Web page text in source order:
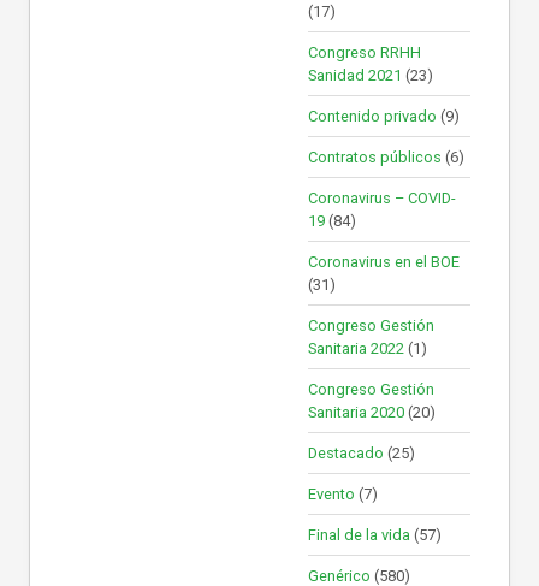
(17)
Congreso RRHH
Sanidad 2021 (23)
Contenido privado (9)
Contratos públicos (6)
Coronavirus – COVID-
19 (84)
Coronavirus en el BOE
(31)
Congreso Gestión
Sanitaria 2022 (1)
Congreso Gestión
Sanitaria 2020 (20)
Destacado (25)
Evento (7)
Final de la vida (57)
Genérico (580)